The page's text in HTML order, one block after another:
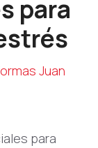
para
Juan
para